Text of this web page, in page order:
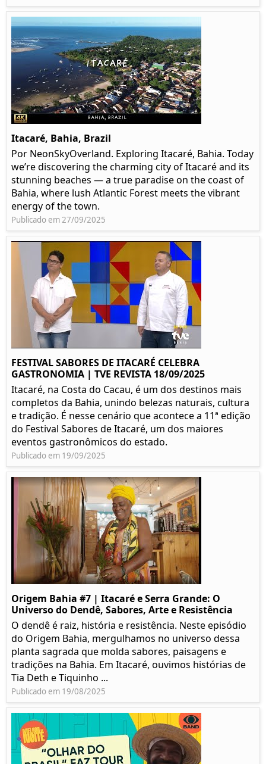
Itacaré, Bahia, Brazil
Por NeonSkyOverland. Exploring Itacaré, Bahia. Today
we’re discovering the charming city of Itacaré and its
stunning beaches — a true paradise on the coast of
Bahia, where lush Atlantic Forest meets the vibrant
energy of the town.
Publicado em 27/09/2025
FESTIVAL SABORES DE ITACARÉ CELEBRA
GASTRONOMIA | TVE REVISTA 18/09/2025
Itacaré, na Costa do Cacau, é um dos destinos mais
completos da Bahia, unindo belezas naturais, cultura
e tradição. É nesse cenário que acontece a 11ª edição
do Festival Sabores de Itacaré, um dos maiores
eventos gastronômicos do estado.
Publicado em 19/09/2025
Origem Bahia #7 | Itacaré e Serra Grande: O
Universo do Dendê, Sabores, Arte e Resistência
O dendê é raiz, história e resistência. Neste episódio
do Origem Bahia, mergulhamos no universo dessa
planta sagrada que molda sabores, paisagens e
tradições na Bahia. Em Itacaré, ouvimos histórias de
Tia Deth e Tiquinho ...
Publicado em 19/08/2025